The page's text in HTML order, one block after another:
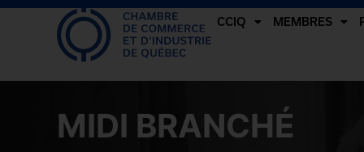
CCIQ MEMBRES
MIDI BRANCHÉ